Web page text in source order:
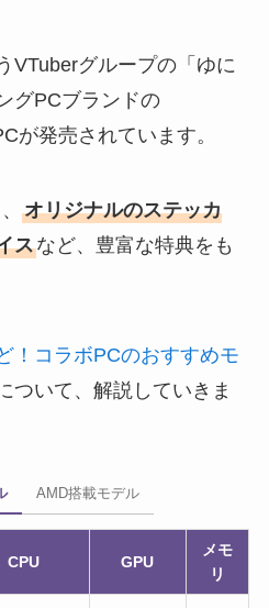
VTuberグループの「ゆに
グPCブランドの
が発売されています。
オリジナルのステッカ
スなど、豊富な特典をも
！コラボPCのおすすめモ
ついて、解説していきま
AMD搭載モデル
CPU GPU
メモ
リ